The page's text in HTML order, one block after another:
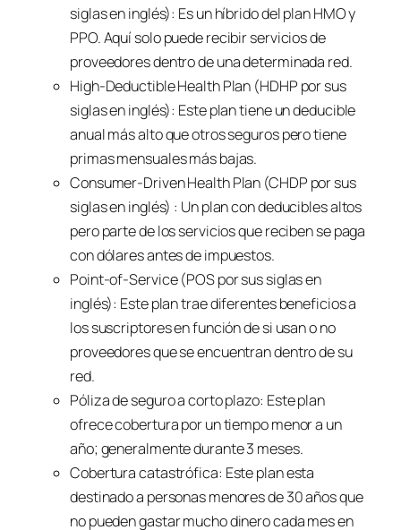
siglas en inglés): Es un híbrido del plan HMO y
PPO. Aquí solo puede recibir servicios de
proveedores dentro de una determinada red.
High-Deductible Health Plan (HDHP por sus
siglas en inglés): Este plan tiene un deducible
anual más alto que otros seguros pero tiene
primas mensuales más bajas.
Consumer-Driven Health Plan (CHDP por sus
siglas en inglés) : Un plan con deducibles altos
pero parte de los servicios que reciben se paga
con dólares antes de impuestos.
Point-of-Service (POS por sus siglas en
inglés): Este plan trae diferentes beneficios a
los suscriptores en función de si usan o no
proveedores que se encuentran dentro de su
red.
Póliza de seguro a corto plazo: Este plan
ofrece cobertura por un tiempo menor a un
año; generalmente durante 3 meses.
Cobertura catastrófica: Este plan esta
destinado a personas menores de 30 años que
no pueden gastar mucho dinero cada mes en